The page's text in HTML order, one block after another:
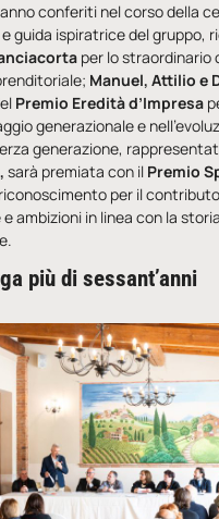
conferiti nel corso della
guida ispiratrice del gruppo,
per lo
Manuel, Attilio e
Premio Eredità d’Impresa
generazionale e
generazione,
sarà premiata con il Premio
per il
ambizioni in linea con la
più di sessant’anni